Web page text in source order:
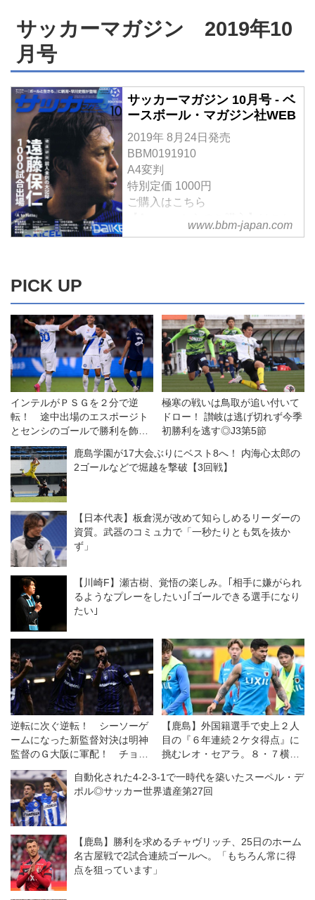
サッカーマガジン 2019年10
月号
サッカーマガジン 10月号 - ベ
ースボール・マガジン社WEB
2019年 8月24日発売
BBM0191910
A4変判
特別定価 1000円
ご購入はこちら
【Amazonからのご購入】はこち
ら
WCCF FOOTISTA 2019] | サッカ
ーマガジン編集部
Amazonでサッカーマガジン編集
部の月刊サッカーマガジン 2019
年 10 月号 特集:徹底研究「遠藤保
仁」大特集! [特別付録:オリジナル
FOOTIS...
www.bbm-japan.com
PICK UP
インテルがＰＳＧを２分で逆
転！ 途中出場のエスポージト
とセンシのゴールで勝利を飾る
◎クラブ親善試合
極寒の戦いは鳥取が追い付いて
ドロー！ 讃岐は逃げ切れず今季
初勝利を逃す◎J3第5節
鹿島学園が17大会ぶりにベスト8へ！ 内海心太郎の
2ゴールなどで堀越を撃破【3回戦】
【日本代表】板倉滉が改めて知らしめるリーダーの
資質。武器のコミュ力で「一秒たりとも気を抜か
ず」
【川崎F】瀬古樹、覚悟の楽しみ。｢相手に嫌がられ
るようなプレーをしたい｣｢ゴールできる選手になり
たい｣
逆転に次ぐ逆転！ シーソーゲ
ームになった新監督対決は明神
監督のＧ大阪に軍配！ チョウ
監督率いる浦和は一人少ない
中、意欲を示すも一歩及ばず
◎J１開幕戦
【鹿島】外国籍選手で史上２人
目の『６年連続２ケタ得点』に
挑むレオ・セアラ。８・７横浜
自分たちの力を示す機会」と意
気込む
自動化された4-2-3-1で一時代を築いたスーペル・デ
ポル◎サッカー世界遺産第27回
【鹿島】勝利を求めるチャヴリッチ、25日のホーム
名古屋戦で2試合連続ゴールへ。「もちろん常に得
点を狙っています」